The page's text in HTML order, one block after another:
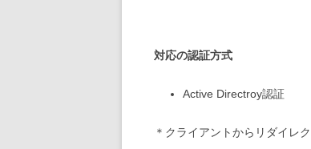
対応の認証方式
Active Directroy認証
＊クライアントからリダイレ